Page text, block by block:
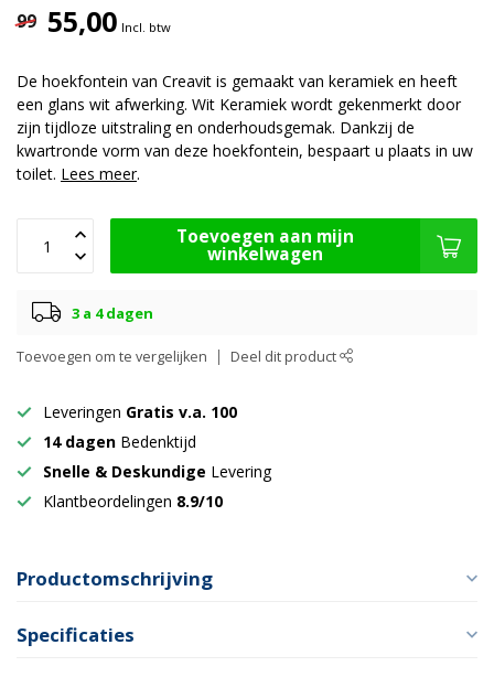
99 55,00 Incl. btw
De hoekfontein van Creavit is gemaakt van keramiek en heeft
een glans wit afwerking. Wit Keramiek wordt gekenmerkt door
zijn tijdloze uitstraling en onderhoudsgemak. Dankzij de
kwartronde vorm van deze hoekfontein, bespaart u plaats in uw
toilet. Lees meer.
Toevoegen aan mijn
winkelwagen
3 a 4 dagen
Toevoegen om te vergelijken Deel dit product
Leveringen Gratis v.a. 100
14 dagen Bedenktijd
Snelle & Deskundige Levering
Klantbeordelingen 8.9/10
Productomschrijving
Specificaties